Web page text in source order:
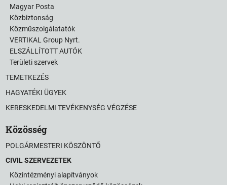
Magyar Posta
Közbiztonság
Közműszolgálatatók
VERTIKAL Group Nyrt.
ELSZÁLLÍTOTT AUTÓK
Területi szervek
TEMETKEZÉS
HAGYATÉKI ÜGYEK
KERESKEDELMI TEVÉKENYSÉG VÉGZÉSE
Közösség
POLGÁRMESTERI KÖSZÖNTŐ
CIVIL SZERVEZETEK
Közintézményi alapítványok